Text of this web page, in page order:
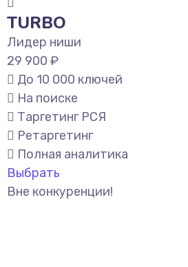
TURBO
Лидер ниши
29 900 ₽
До 10 000 ключей
На поиске
Таргетинг РСЯ
Ретаргетинг
Полная аналитика
Выбрать
Вне конкуренции!